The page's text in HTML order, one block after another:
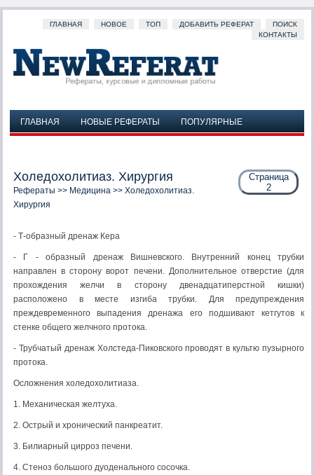
ГЛАВНАЯ НОВОЕ ТОП ДОБАВИТЬ РЕФЕРАТ
ПОИСК
КОНТАКТЫ
ГЛАВНАЯ НОВЫЕ РЕФЕРАТЫ
ПОПУЛЯРНЫЕ
Страница
2
Холедохолитиаз. Хирургия
Рефераты >> Медицина >> Холедохолитиаз.
Хирургия
- Т-образный дренаж Кера
- Г - образный дренаж Вишневского. Внутренний конец трубки
направлен в сторону ворот печени. Дополнительное отверстие (для
прохождения желчи в сторону двенадцатиперстной кишки)
расположено в месте изгиба трубки. Для предупреждения
преждевременного выпадения дренажа его подшивают кетгутов к
стенке общего желчного протока.
- Трубчатый дренаж Холстеда-Пиковского проводят в культю пузырного
протока.
Осложнения холедохолитиаза.
1. Механическая желтуха.
2. Острый и хронический панкреатит.
3. Билиарный цирроз печени.
4. Стеноз большого дуоденального сосочка.